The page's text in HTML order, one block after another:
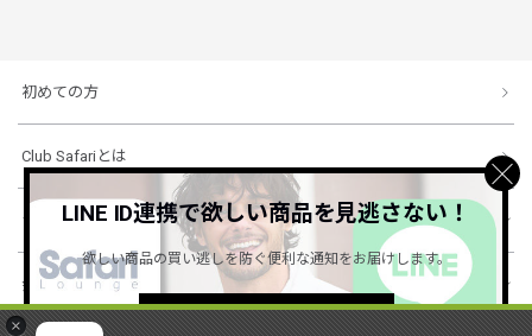
×
初めての方
Club Safariとは
ショッピングガイド
会社概要・規約
LINE ID連携で欲しい商品を見逃さない！
欲しい商品の買い逃しを防ぐ便利な通知をお届けします。
詳しくはこちら ＞